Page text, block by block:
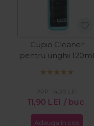
Cupio Cleaner
pentru unghii 120ml
11,90 LEI / buc
PRP: 14,00 LEI
Adauga in cos